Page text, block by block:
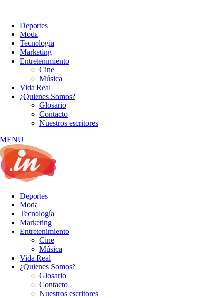
Deportes
Moda
Tecnología
Marketing
Entretenimiento
Cine
Música
Vida Real
¿Quienes Somos?
Glosario
Contacto
Nuestros escritores
MENU
Deportes
Moda
Tecnología
Marketing
Entretenimiento
Cine
Música
Vida Real
¿Quienes Somos?
Glosario
Contacto
Nuestros escritores